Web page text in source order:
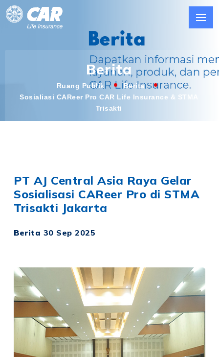
Berita
Ruang Publik
Berita
Sosialiasi CAReer Pro CAR Life Insurance & STMA
Trisakti
PT AJ Central Asia Raya Gelar
Sosialisasi CAReer Pro di STMA
Trisakti Jakarta
Berita 30 Sep 2025